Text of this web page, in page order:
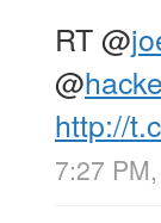
RT@
@
http://
7:27